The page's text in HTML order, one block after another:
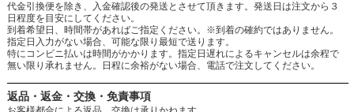
代金引換便を除き、入金確認後の発送とさせて頂きます。発送日は注文から３
日程度を目安にしてください。
到着希望日、時間帯があればご指定ください。※到着の確約ではありません。
指定日入力がない場合、可能な限り最短で送ります。
特にコンビニ払いは時間がかかります。指定日遅れによるキャンセルは余程で
無い限り承れません。日程に余裕がない場合、電話で注文してください。
返品・返金・交換・免責事項